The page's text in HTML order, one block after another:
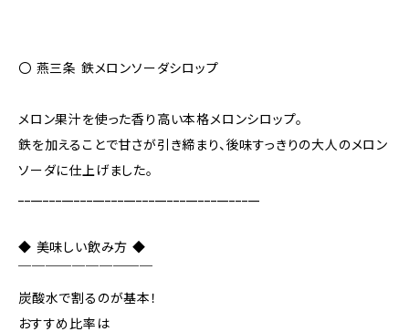
〇 燕三条 鉄メロンソーダシロップ
メロン果汁を使った香り高い本格メロンシロップ。
鉄を加えることで甘さが引き締まり、後味すっきりの大人のメロン
ソーダに仕上げました。
◆ 美味しい飲み方 ◆
炭酸水で割るのが基本！
おすすめ比率は